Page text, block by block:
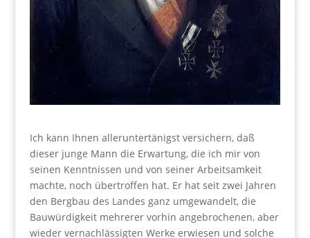
Ich kann Ihnen alleruntertänigst versichern, daß
dieser junge Mann die Erwartung, die ich mir von
seinen Kenntnissen und von seiner Arbeitsamkeit
machte, noch übertroffen hat. Er hat seit zwei Jahren
den Bergbau des Landes ganz umgewandelt, die
Bauwürdigkeit mehrerer vorhin angebrochenen, aber
wieder vernachlässigten Werke erwiesen und solche